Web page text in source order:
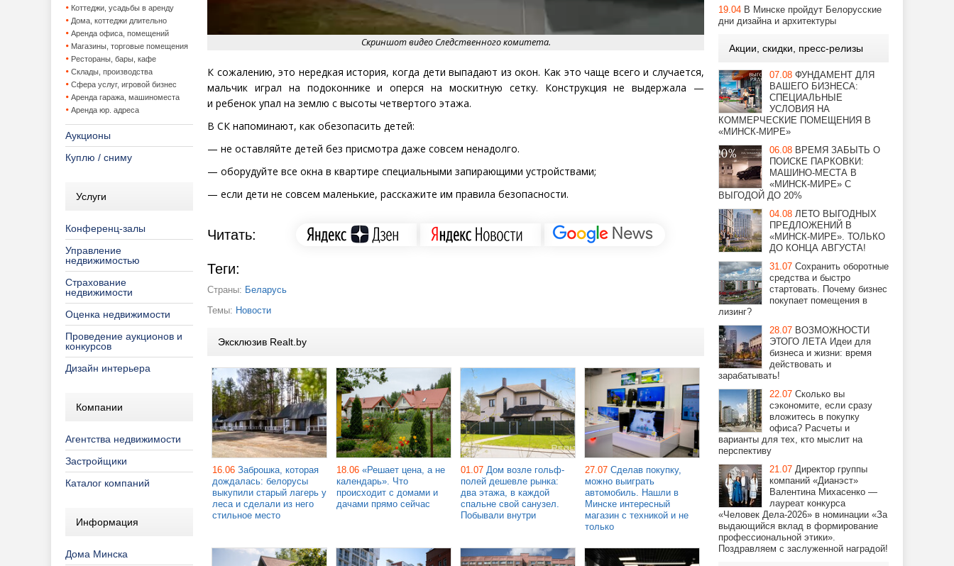
Коттеджи, усадьбы в аренду
Дома, коттеджи длительно
Аренда офиса, помещений
Магазины, торговые помещения
Рестораны, бары, кафе
Склады, производства
Сфера услуг, игровой бизнес
Аренда гаража, машиноместа
Аренда юр. адреса
Аукционы
Куплю / сниму
Услуги
Конференц-залы
Управление
недвижимостью
Страхование
недвижимости
Оценка недвижимости
Проведение аукционов и
конкурсов
Дизайн интерьера
Компании
Агентства недвижимости
Застройщики
Каталог компаний
Информация
Дома Минска
Скриншот видео Следственного комитета.
К сожалению, это нередкая история, когда дети выпадают из окон. Как это чаще всего и случается,
мальчик играл на подоконнике и оперся на москитную сетку. Конструкция не выдержала —
и ребенок упал на землю с высоты четвертого этажа.
В СК напоминают, как обезопасить детей:
— не оставляйте детей без присмотра даже совсем ненадолго.
— оборудуйте все окна в квартире специальными запирающими устройствами;
— если дети не совсем маленькие, расскажите им правила безопасности.
Читать:
Теги:
Страны: Беларусь
Темы: Новости
Эксклюзив Realt.by
16.06 Заброшка, которая
дождалась: белорусы
выкупили старый лагерь у
леса и сделали из него
стильное место
18.06 «Решает цена, а не
календарь». Что
происходит с домами и
дачами прямо сейчас
01.07 Дом возле гольф-
полей дешевле рынка:
два этажа, в каждой
спальне свой санузел.
Побывали внутри
27.07 Сделав покупку,
можно выиграть
автомобиль. Нашли в
Минске интересный
магазин с техникой и не
только
19.04 В Минске пройдут Белорусские
дни дизайна и архитектуры
Акции, скидки, пресс-релизы
07.08 ФУНДАМЕНТ ДЛЯ
ВАШЕГО БИЗНЕСА:
СПЕЦИАЛЬНЫЕ
УСЛОВИЯ НА
КОММЕРЧЕСКИЕ ПОМЕЩЕНИЯ В
«МИНСК-МИРЕ»
06.08 ВРЕМЯ ЗАБЫТЬ О
ПОИСКЕ ПАРКОВКИ:
МАШИНО-МЕСТА В
«МИНСК-МИРЕ» С
ВЫГОДОЙ ДО 20%
04.08 ЛЕТО ВЫГОДНЫХ
ПРЕДЛОЖЕНИЙ В
«МИНСК-МИРЕ». ТОЛЬКО
ДО КОНЦА АВГУСТА!
31.07 Сохранить оборотные
средства и быстро
стартовать. Почему бизнес
покупает помещения в
лизинг?
28.07 ВОЗМОЖНОСТИ
ЭТОГО ЛЕТА Идеи для
бизнеса и жизни: время
действовать и
зарабатывать!
22.07 Сколько вы
сэкономите, если сразу
вложитесь в покупку
офиса? Расчеты и
варианты для тех, кто мыслит на
перспективу
21.07 Директор группы
компаний «Дианэст»
Валентина Михасенко —
лауреат конкурса
«Человек Дела-2026» в номинации «За
выдающийся вклад в формирование
профессиональной этики».
Поздравляем с заслуженной наградой!